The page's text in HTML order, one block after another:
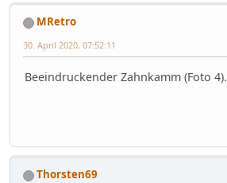
MRetro
30. April 2020, 07:52:11
Beeindruckender Zahnkamm (Foto 4).
Thorsten69